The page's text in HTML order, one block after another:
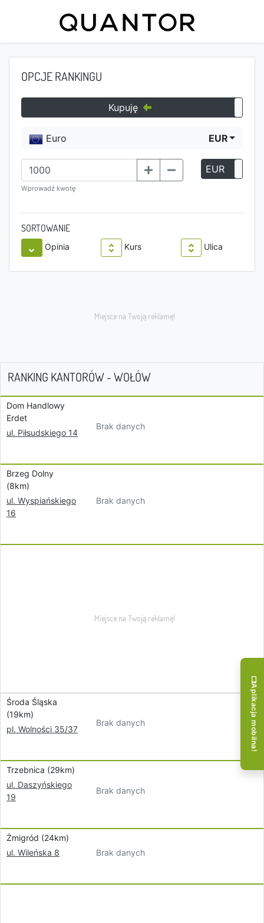
OPCJE RANKINGU
Kupuję
Euro EUR
Wprowadź kwotę
EUR
SORTOWANIE
Opinia Kurs Ulica
RANKING KANTORÓW - WOŁÓW
Dom Handlowy
Erdet
ul. Piłsudskiego 14
Brak danych
Brzeg Dolny
(8km)
ul. Wyspiańskiego
16
Brak danych
Środa Śląska
(19km)
pl. Wolności 35/37
Brak danych
Trzebnica (29km)
ul. Daszyńskiego
19
Brak danych
Żmigród (24km)
ul. Wileńska 8
Brak danych
Aplikacja mobilna!